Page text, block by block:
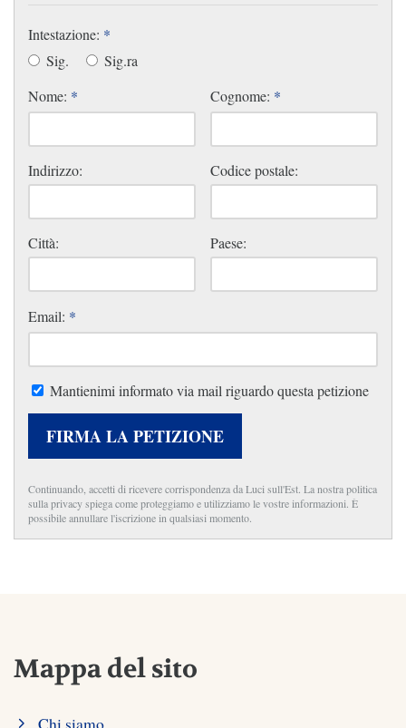
Intestazione: *
Sig.
Sig.ra
Nome: * Cognome: *
Indirizzo: Codice postale:
Città: Paese:
Email: *
Mantienimi informato via mail riguardo questa petizione
FIRMA LA PETIZIONE
Continuando, accetti di ricevere corrispondenza da Luci sull'Est. La nostra politica
sulla privacy spiega come proteggiamo e utilizziamo le vostre informazioni. È
possibile annullare l'iscrizione in qualsiasi momento.
Mappa del sito
Chi siamo